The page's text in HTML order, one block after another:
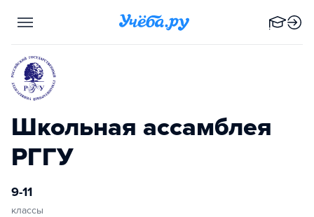
Школьная ассамблея
РГГУ
9-11
классы